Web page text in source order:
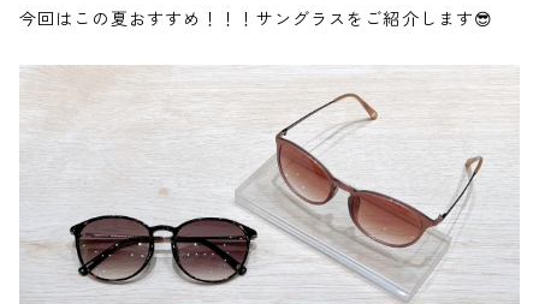
今回はこの夏おすすめ！！！サングラスをご紹介します😎